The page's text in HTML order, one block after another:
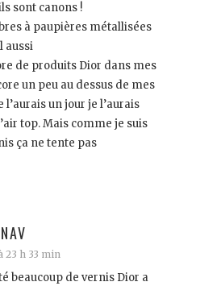
sont canons !
à paupières métallisées
aussi
de produits Dior dans mes
un peu au dessus de mes
un jour je l’aurais
top. Mais comme je suis
ça ne tente pas
23 h 33 min
beaucoup de vernis Dior a